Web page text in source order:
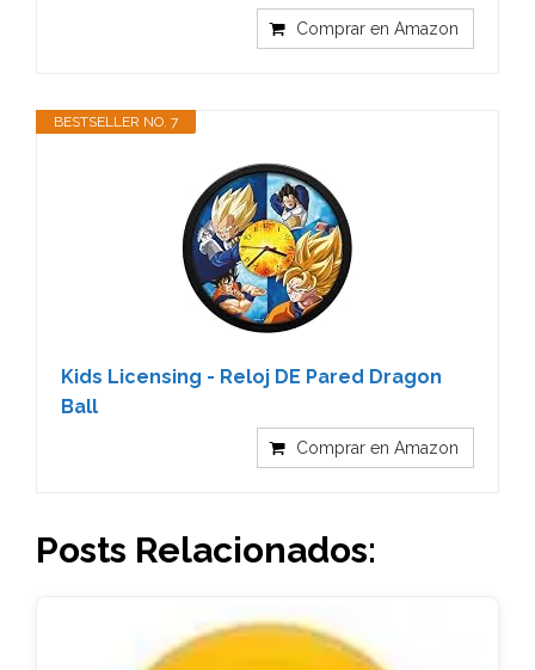
Comprar en Amazon
BESTSELLER NO. 7
Kids Licensing - Reloj DE Pared Dragon
Ball
Comprar en Amazon
Posts Relacionados: